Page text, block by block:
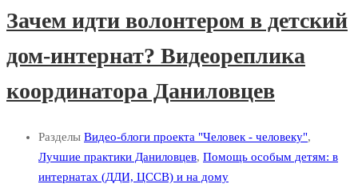
Зачем идти волонтером в детский
дом-интернат? Видеореплика
координатора Даниловцев
Разделы Видео-блоги проекта "Человек - человеку",
Лучшие практики Даниловцев, Помощь особым детям: в
интернатах (ДДИ, ЦССВ) и на дому